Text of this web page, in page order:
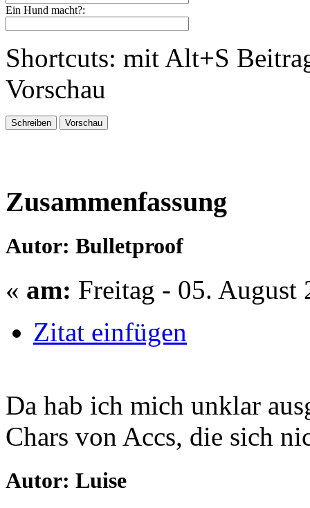
Ein Hund macht?:
Shortcuts: mit Alt+S
Vorschau
Zusammenfassung
Autor: Bulletproof
« am: Freitag - 05. August
Zitat einfügen
Da hab ich mich unklar
Chars von Accs, die sich
Autor: Luise